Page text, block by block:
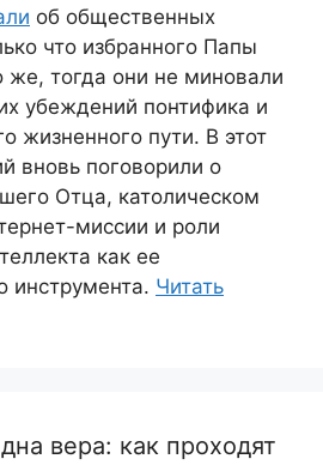
об общественных
что избранного Папы
же, тогда они не миновали
убеждений понтифика и
жизненного пути. В этот
вновь поговорили о
Отца, католическом
миссии и роли
как ее
инструмента. Читать
вера: как проходят